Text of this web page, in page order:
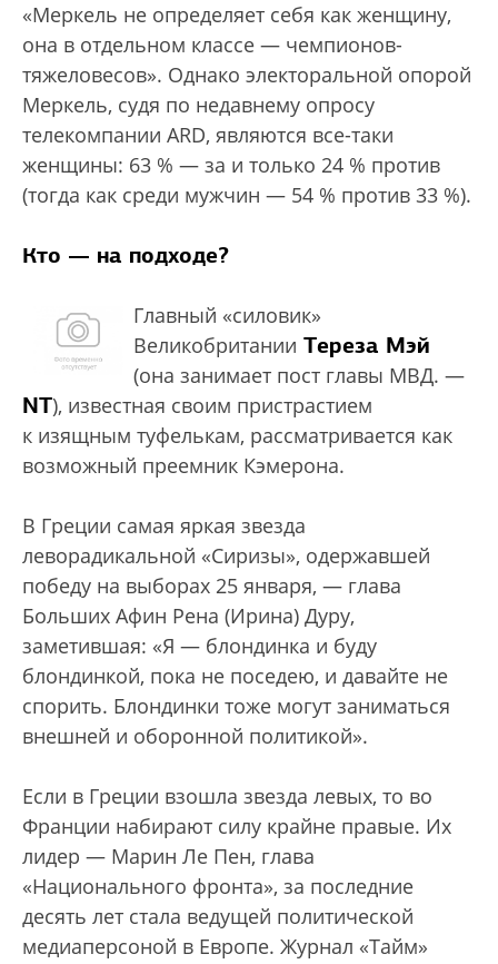
«Меркель не определяет себя как женщину,
она в отдельном классе — чемпионов-
тяжеловесов». Однако электоральной опорой
Меркель, судя по недавнему опросу
телекомпании ARD, являются все-таки
женщины: 63 % — за и только 24 % против
(тогда как среди мужчин — 54 % против 33 %).
Кто — на подходе?
Главный «силовик»
Великобритании Тереза Мэй
(она занимает пост главы МВД. —
NT), известная своим пристрастием
к изящным туфелькам, рассматривается как
возможный преемник Кэмерона.
В Греции самая яркая звезда
леворадикальной «Сиризы», одержавшей
победу на выборах 25 января, — глава
Больших Афин Рена (Ирина) Дуру,
заметившая: «Я — блондинка и буду
блондинкой, пока не поседею, и давайте не
спорить. Блондинки тоже могут заниматься
внешней и оборонной политикой».
Если в Греции взошла звезда левых, то во
Франции набирают силу крайне правые. Их
лидер — Марин Ле Пен, глава
«Национального фронта», за последние
десять лет стала ведущей политической
медиаперсоной в Европе. Журнал «Тайм»